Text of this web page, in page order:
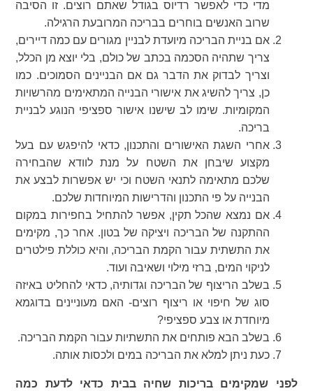
מדי כדי לאפשר רדיוס בגודל שאתם רוצים. זו הסיבה
שרוב האנשים בוחרים בבריכה המרובעת הרגילה.
אם בניית הבריכה מיועדת לבניין מגורים עם כמה דיירים,
צריך שתהיה הסכמה בכתב של כולם, בלי יוצא מן הכלל,
וצריך לבדוק את הדבר גם אם הבניינים הסמוכים. כמו
כן, צריך להשיג את אישורי הבנייה המתאימים מהרשויות
המקומיות. שימו לב שישנו אישור ספציפי הנוגע לבניית
בריכה.
אחרי השגת האישורים והתכנון, כדאי להיפגש עם בעל
מקצוע שיבחן את השטח על מנת לוודא שהבחירה
שלכם מתאימה לתנאי השטח וכי יש אפשרות לבצע את
הבנייה על פי התכנון והדרישות המיוחדות שלכם.
אם נמצא שהכל תקין, אפשר להתחיל בחפירות במקום
ההתקנה של הבריכה ויציקה של בטון. אחר כך, מקימים
את התשתית עבור הקמת הבריכה, והיא כוללת פילטרים
לניקוי המים, ברזי מילוי ושאיבה ועוד.
בשלב הריצוף של הבריכה וגדותיה, כדאי להחליט באיזה
סוג של חיפוי או ריצוף רוצים- האם מעוניינים בדוגמא
מיוחדת או צבע ספציפי?
בשלב הבא פותחים את התשתיות עבור הקמת הבריכה.
כעת ניתן למלא את הבריכה במים ולכסות אותה.
לפני שמקימים בריכות שחיה בבית כדאי לדעת כמה